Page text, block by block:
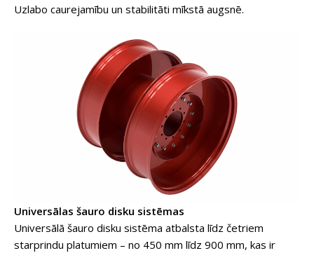
Uzlabo caurejamību un stabilitāti mīkstā augsnē.
Universālas šauro disku sistēmas
Universālā šauro disku sistēma atbalsta līdz četriem
starprindu platumiem – no 450 mm līdz 900 mm, kas ir